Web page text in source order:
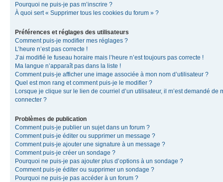
Pourquoi ne puis-je pas m’inscrire ?
À quoi sert « Supprimer tous les cookies du forum » ?
Préférences et réglages des utilisateurs
Comment puis-je modifier mes réglages ?
L’heure n’est pas correcte !
J’ai modifié le fuseau horaire mais l’heure n’est toujours pas correcte !
Ma langue n’apparaît pas dans la liste !
Comment puis-je afficher une image associée à mon nom d’utilisateur ?
Quel est mon rang et comment puis-je le modifier ?
Lorsque je clique sur le lien de courriel d’un utilisateur, il m’est demandé de
connecter ?
Problèmes de publication
Comment puis-je publier un sujet dans un forum ?
Comment puis-je éditer ou supprimer un message ?
Comment puis-je ajouter une signature à un message ?
Comment puis-je créer un sondage ?
Pourquoi ne puis-je pas ajouter plus d’options à un sondage ?
Comment puis-je éditer ou supprimer un sondage ?
Pourquoi ne puis-je pas accéder à un forum ?